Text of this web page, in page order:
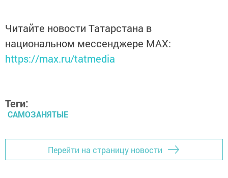
Читайте новости Татарстана в
национальном мессенджере MАХ:
https://max.ru/tatmedia
Теги:
САМОЗАНЯТЫЕ
Перейти на страницу новости